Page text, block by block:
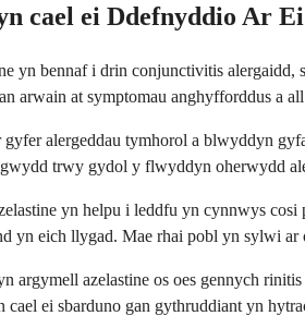
cael ei Ddefnyddio Ar
yn bennaf i drin conjunctivitis
arwain at symptomau anghyfforddus a
alergeddau tymhorol a blwyddyn
trwy gydol y flwyddyn oherwydd
yn helpu i leddfu yn cynnwys
yn eich llygad. Mae rhai pobl yn sylwi
argymell azelastine os oes gennych
ei sbarduno gan gythruddiant yn